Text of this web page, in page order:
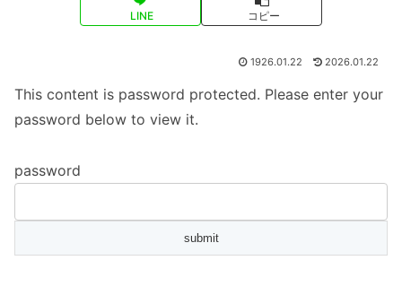
LINE コピー
1926.01.22 2026.01.22
This content is password protected. Please enter your
password below to view it.
password